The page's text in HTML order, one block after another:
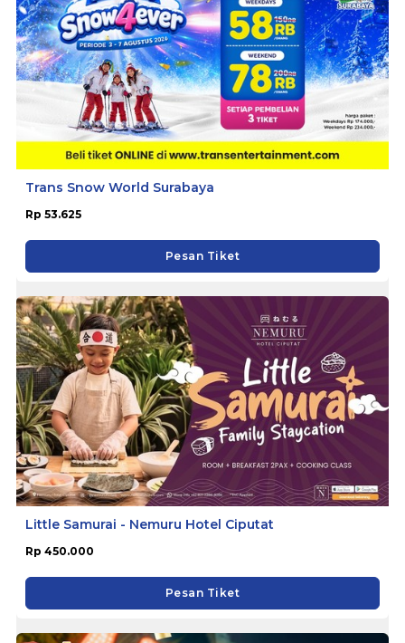
Trans Snow World Surabaya
Rp 53.625
Pesan Tiket
Little Samurai - Nemuru Hotel Ciputat
Rp 450.000
Pesan Tiket